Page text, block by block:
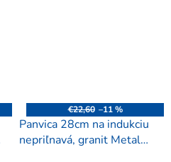
€22,60 –11 %
Panvica 28cm na indukciu
nepriľnavá, granit Metal